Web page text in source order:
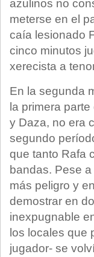
azulinos no
meterse en el
caía lesionado
cinco minutos
xerecista a
En la segunda
la primera
y Daza, no era
segundo
que tanto Rafa
bandas. Pese
más peligro y
demostrar en
inexpugnable
los locales que
jugador- se